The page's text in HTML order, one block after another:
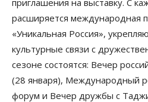
расширяется международная
«Уникальная Россия»,
культурные связи с
сезоне состоятся: Вечер
(28 января), Международный
форум и Вечер дружбы с